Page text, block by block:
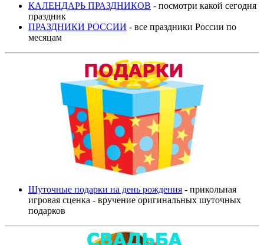
КАЛЕНДАРЬ ПРАЗДНИКОВ - посмотри какой сегодня
праздник
ПРАЗДНИКИ РОССИИ - все праздники России по
месяцам
Шуточные подарки на день рождения - прикольная
игровая сценка - вручение оригинальных шуточных
подарков